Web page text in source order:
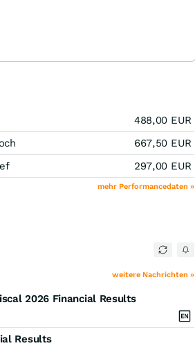
488,00 EUR
667,50 EUR
297,00 EUR
mehr Performancedaten »
weitere Nachrichten »
2026 Financial Results
Results